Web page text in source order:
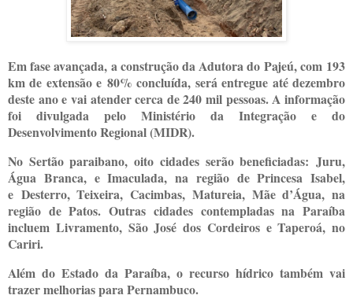
Em fase avançada, a construção da Adutora do Pajeú, com 193
km de extensão e 80% concluída, será entregue até dezembro
deste ano e vai atender cerca de 240 mil pessoas. A informação
foi divulgada pelo Ministério da Integração e do
Desenvolvimento Regional (MIDR).
No Sertão paraibano, oito cidades serão beneficiadas: Juru,
Água Branca, e Imaculada, na região de Princesa Isabel,
e Desterro, Teixeira, Cacimbas, Matureia, Mãe d’Água, na
região de Patos. Outras cidades contempladas na Paraíba
incluem Livramento, São José dos Cordeiros e Taperoá, no
Cariri.
Além do Estado da Paraíba, o recurso hídrico também vai
trazer melhorias para Pernambuco.